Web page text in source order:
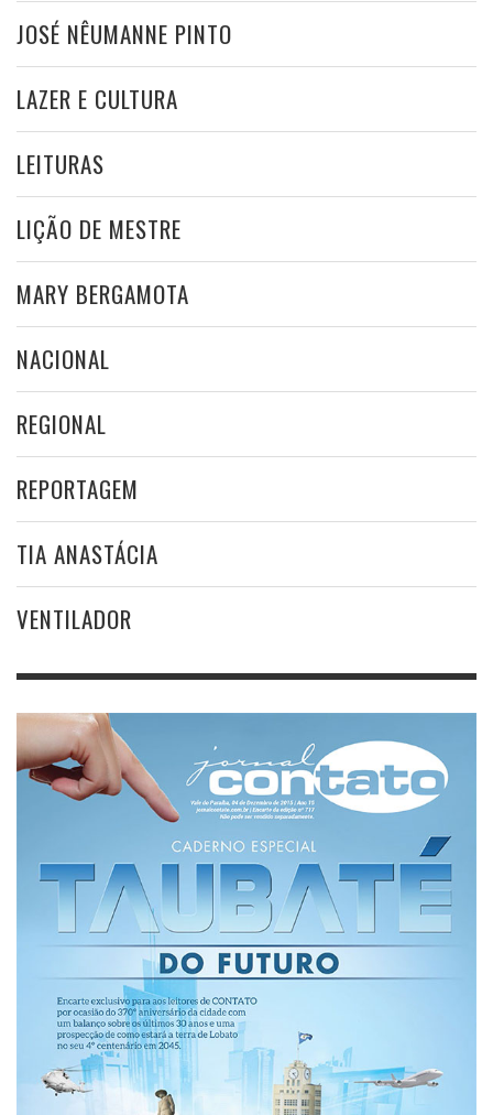
JOSÉ NÊUMANNE PINTO
LAZER E CULTURA
LEITURAS
LIÇÃO DE MESTRE
MARY BERGAMOTA
NACIONAL
REGIONAL
REPORTAGEM
TIA ANASTÁCIA
VENTILADOR